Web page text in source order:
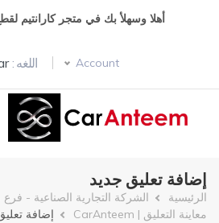
أهلا وسهلأ بك في متجر كارانتيم
Account اللغه :
language
إضافة تعليق جديد
مسار
الرئيسية
الشركة التجارية الصناعية - فرع
معاينة التعليق | CarAnteem
إضافة